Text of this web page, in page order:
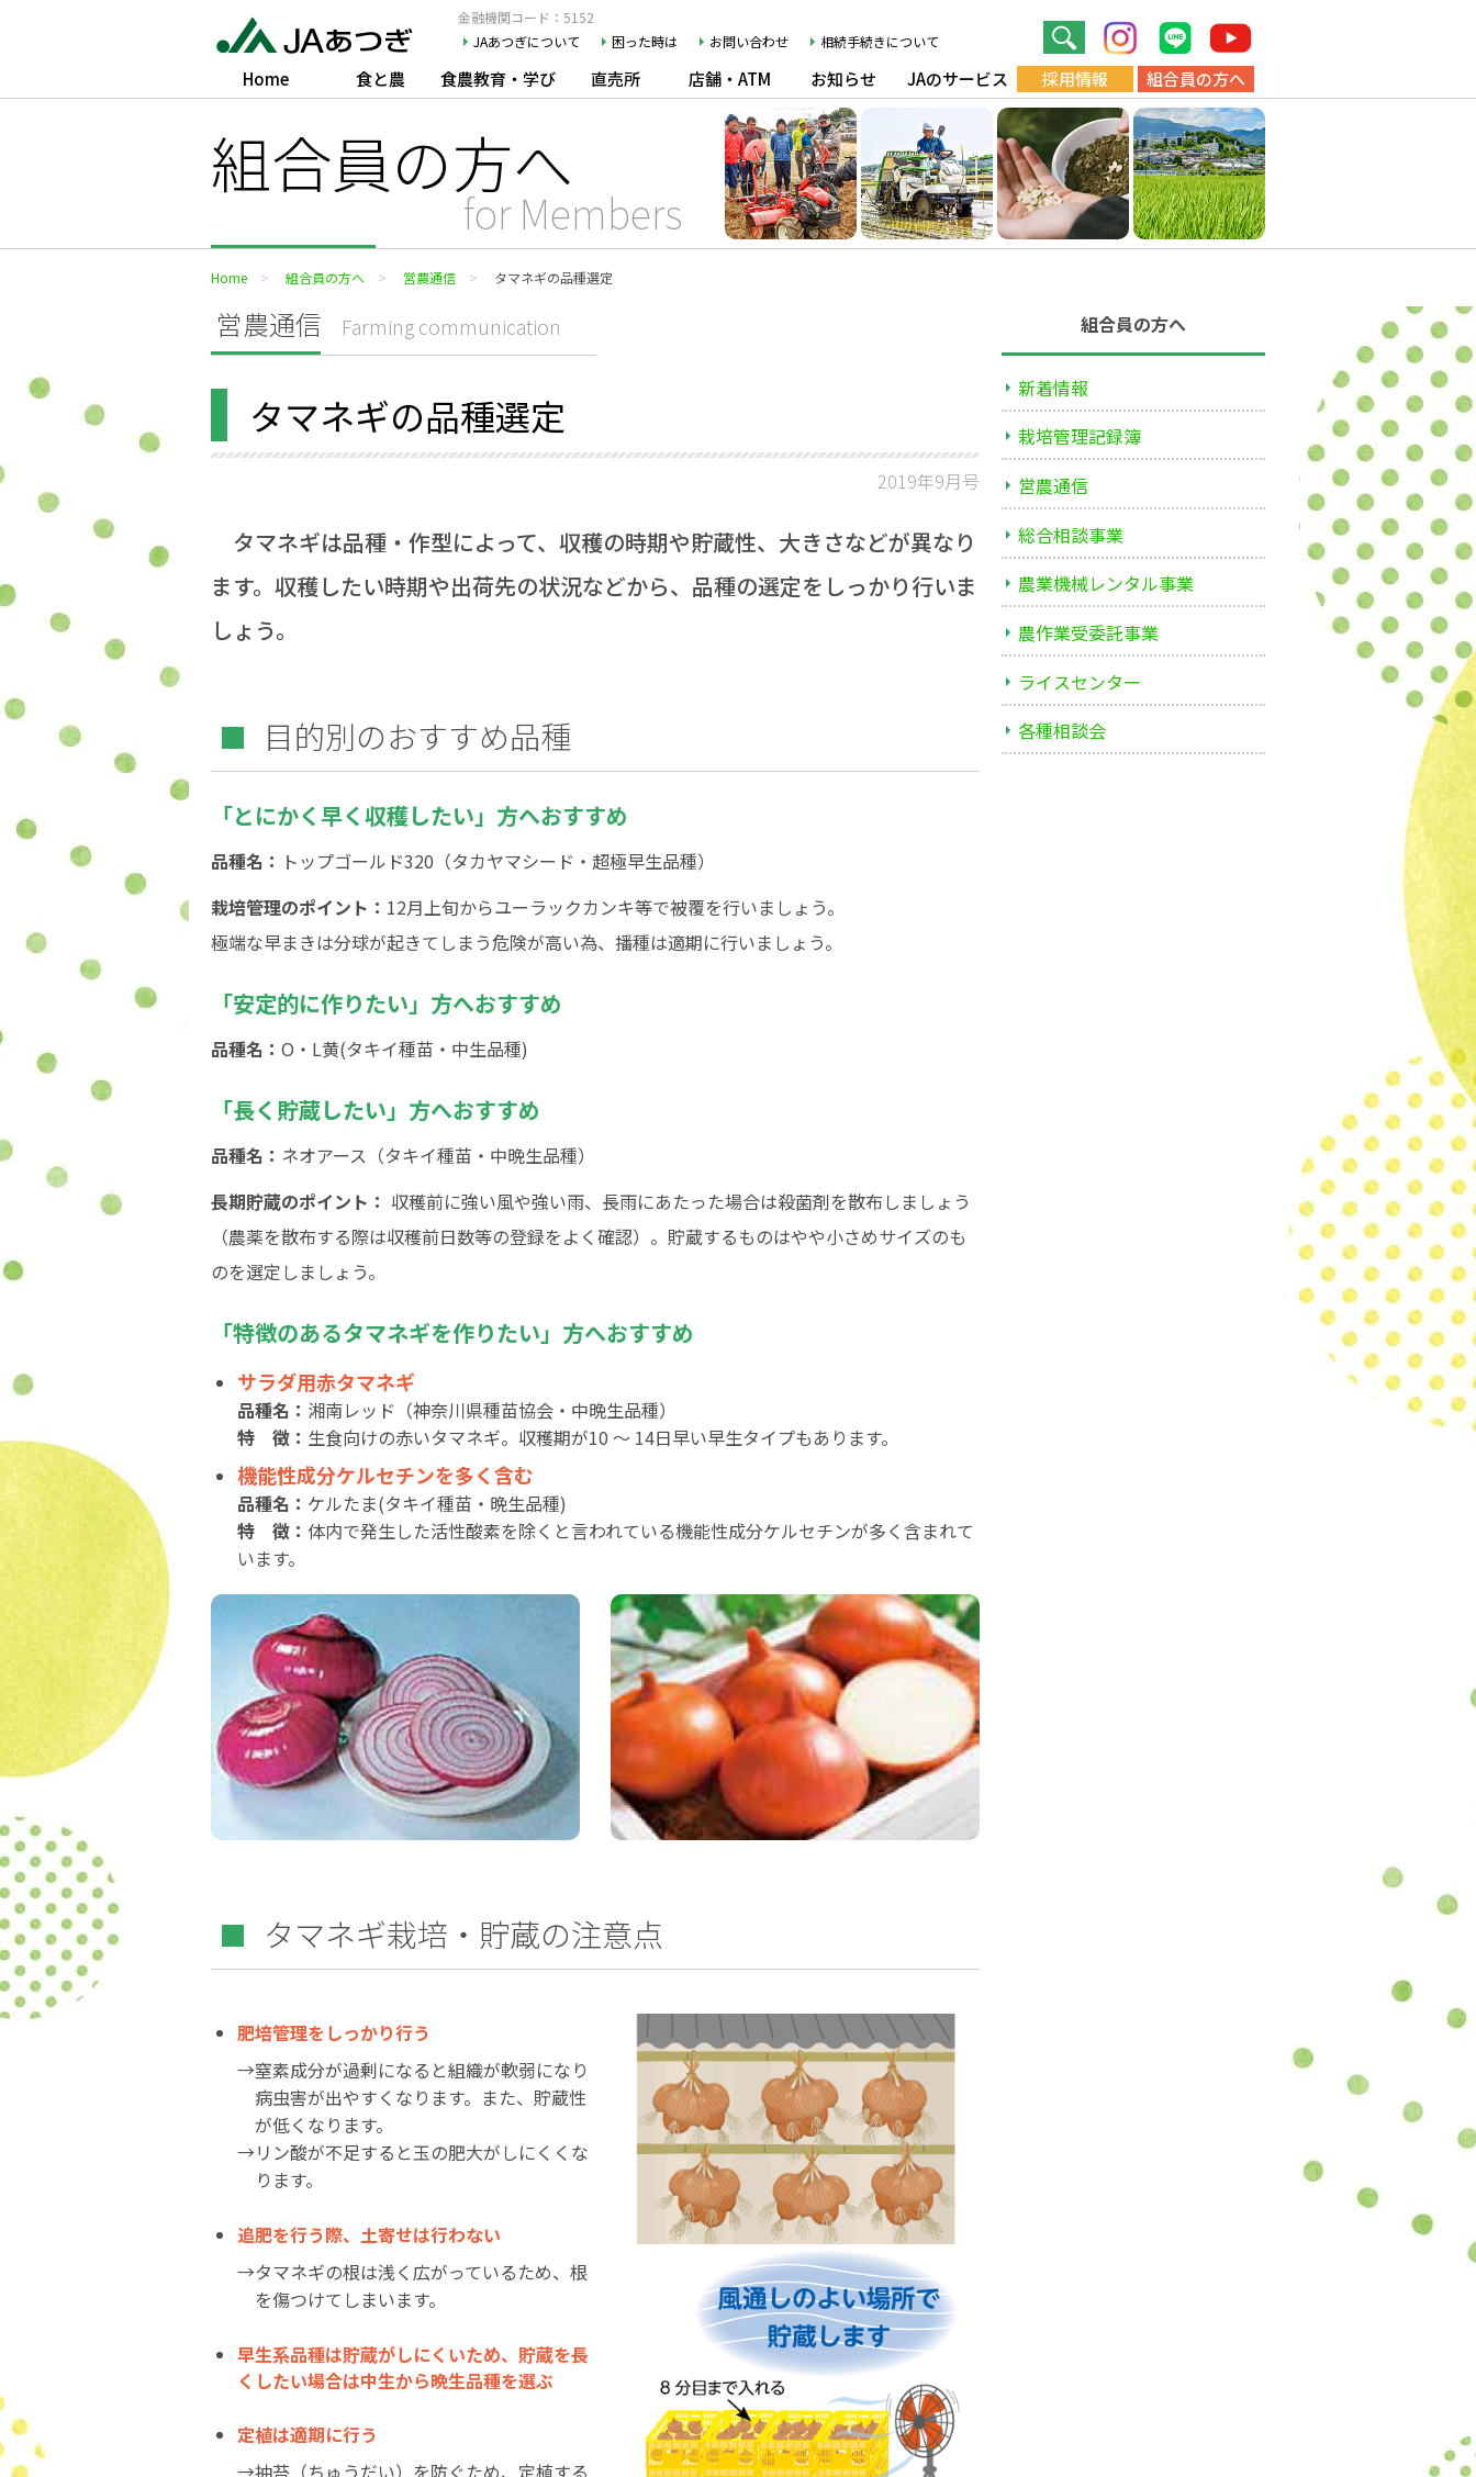
金融機関コード：5152
JAあつぎについて
困った時は お問い合わせ 相続手続きについて
Home 食と農 食農教育・学び 直売所 店舗・ATM お知らせ JAのサービス 採用情報 組合員の方へ
組合員の方へ
for Members
Home 組合員の方へ 営農通信 タマネギの品種選定
営農通信 Farming communication
タマネギの品種選定
2019年9月号
タマネギは品種・作型によって、収穫の時期や貯蔵性、大きさなどが異なり
ます。収穫したい時期や出荷先の状況などから、品種の選定をしっかり行いま
しょう。
目的別のおすすめ品種
「とにかく早く収穫したい」方へおすすめ
品種名： トップゴールド320（タカヤマシード・超極早生品種）
栽培管理のポイント： 12月上旬からユーラックカンキ等で被覆を行いましょう。
極端な早まきは分球が起きてしまう危険が高い為、播種は適期に行いましょう。
「安定的に作りたい」方へおすすめ
品種名： O・L黄(タキイ種苗・中生品種)
「長く貯蔵したい」方へおすすめ
品種名： ネオアース（タキイ種苗・中晩生品種）
長期貯蔵のポイント： 収穫前に強い風や強い雨、長雨にあたった場合は殺菌剤を散布しましょう
（農薬を散布する際は収穫前日数等の登録をよく確認）。貯蔵するものはやや小さめサイズのも
のを選定しましょう。
「特徴のあるタマネギを作りたい」方へおすすめ
サラダ用赤タマネギ
品種名： 湘南レッド（神奈川県種苗協会・中晩生品種）
特 徴： 生食向けの赤いタマネギ。収穫期が10 〜 14日早い早生タイプもあります。
機能性成分ケルセチンを多く含む
品種名： ケルたま(タキイ種苗・晩生品種)
特 徴： 体内で発生した活性酸素を除くと言われている機能性成分ケルセチンが多く含まれて
います。
タマネギ栽培・貯蔵の注意点
肥培管理をしっかり行う
→窒素成分が過剰になると組織が軟弱になり
病虫害が出やすくなります。また、貯蔵性
が低くなります。
→リン酸が不足すると玉の肥大がしにくくな
ります。
追肥を行う際、土寄せは行わない
→タマネギの根は浅く広がっているため、根
を傷つけてしまいます。
早生系品種は貯蔵がしにくいため、貯蔵を長
くしたい場合は中生から晩生品種を選ぶ
定植は適期に行う
→抽苔（ちゅうだい）を防ぐため、定植する
組合員の方へ
新着情報
栽培管理記録簿
営農通信
総合相談事業
農業機械レンタル事業
農作業受委託事業
ライスセンター
各種相談会